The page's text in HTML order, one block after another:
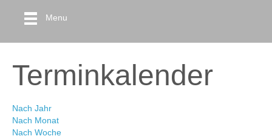
Menu
Terminkalender
Nach Jahr
Nach Monat
Nach Woche